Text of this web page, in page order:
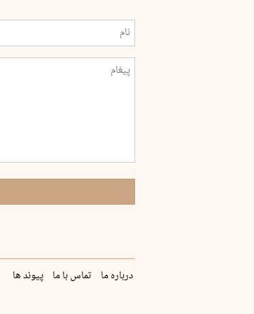
درباره ما تماس با ما پیوند ها